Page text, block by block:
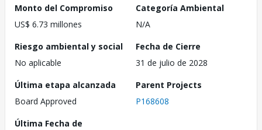
Monto del Compromiso
US$ 6.73 millones
Categoría Ambiental
N/A
Riesgo ambiental y social
No aplicable
Fecha de Cierre
31 de julio de 2028
Última etapa alcanzada
Board Approved
Parent Projects
P168608
Última Fecha de